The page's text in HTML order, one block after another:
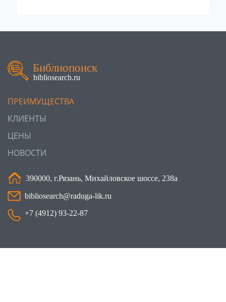
Библиопоиск
bibliosearch.ru
ПРЕИМУЩЕСТВА
КЛИЕНТЫ
ЦЕНЫ
НОВОСТИ
390000, г.Рязань, Михайловское шоссе, 238а
bibliosearch@raduga-lik.ru
+7 (4912) 93-22-87